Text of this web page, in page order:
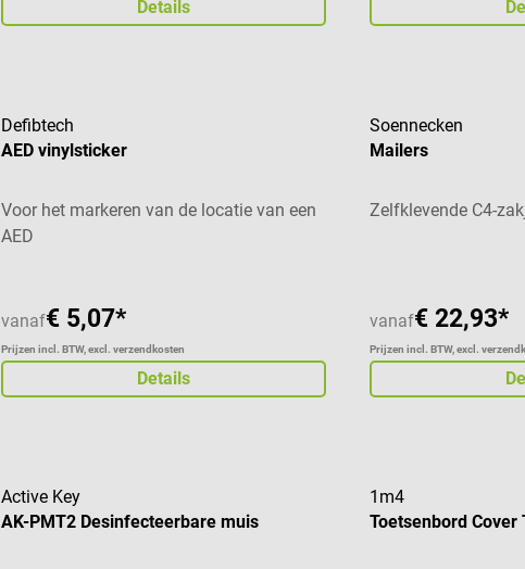
Details
Defibtech
AED vinylsticker
Voor het markeren van de locatie van een
AED
vanaf€ 5,07*
Prijzen incl. BTW, excl. verzendkosten
Details
Soennecken
Mailers
Zelfklevende C4-
vanaf€ 22,93*
Prijzen incl. BTW, excl.
Active Key
AK-PMT2 Desinfecteerbare muis
1m4
Toetsenbord Cover